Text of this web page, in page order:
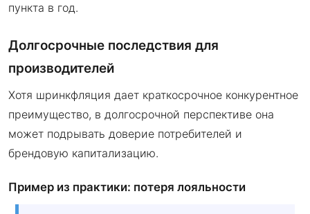
пункта в год.
Долгосрочные последствия для
производителей
Хотя шринкфляция дает краткосрочное конкурентное
преимущество, в долгосрочной перспективе она
может подрывать доверие потребителей и
брендовую капитализацию.
Пример из практики: потеря лояльности